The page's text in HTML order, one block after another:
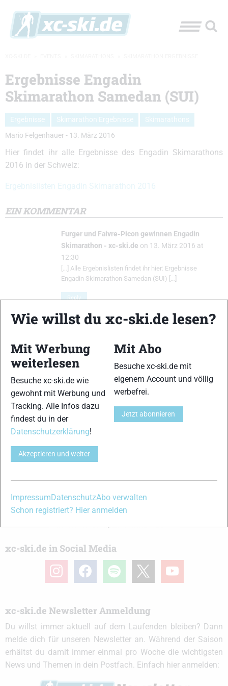
Ergebnisse Engadin
Skimarathon Samedan (SUI)
Ergebnisse Skimarathon Ergebnisse
Skimarathons
Mario Felgenhauer - 13. März 2016
Hier findet ihr alle Ergebnisse des Engadin Skimarathons
2016 in der Schweiz:
Ergebnislisten Engadin Skimarathon 2016
EIN KOMMENTAR
Furger und Faivre-Picon gewinnen Engadin
Skimarathon - xc-ski.de on 13. März 2016 at
12:30
[…] Alle Ergebnislisten findet ihr hier: Ergebnisse
Engadin Skimarathon Samedan (SUI) […]
Reply
xc-ski.de ist DAS deutschsprachige Portal mit aktuellen
News aus dem Skilanglauf, Biathlon und der Nordischen
Kombination, einer Loipendatenbank,Langlauf
und allem was du sonst noch über deine Lieblingssportarten
wissen solltest.
ObSkilanglauf-Anfänger oder Profi-Sportler, wir haben
immer ein offenes Ohr für dich! Du kannst uns jederzeit über
Partner
xc-ski.de in Social Media
instagramfacebook spotify youtube
xc-ski.de Newsletter Anmeldung
Du willst immer aktuell auf dem Laufenden bleiben? Dann
melde dich für unseren Newsletter an. Während der Saison
erhältst du damit immer einmal pro Woche die wichtigsten
News und Themen in dein Postfach. Einfach hier anmelden:
Wie willst du xc-ski.de lesen?
Mit Werbung
weiterlesen
Besuche xc-ski.de wie
gewohnt mit Werbung und
Tracking. Alle Infos dazu
findest du in der
Datenschutzerklärung!
Akzeptieren und weiter
Mit Abo
Besuche xc-ski.de mit
eigenem Account und völlig
werbefrei.
Jetzt abonnieren
ImpressumDatenschutzAbo verwalten
Schon registriert? Hier anmelden